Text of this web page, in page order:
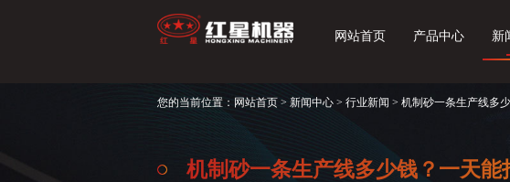
网站首页 产品中心 新
您的当前位置： 网站首页 > 新闻中心 > 行业新闻 > 机制砂一条生产线多
机制砂一条生产线多少钱？一天能